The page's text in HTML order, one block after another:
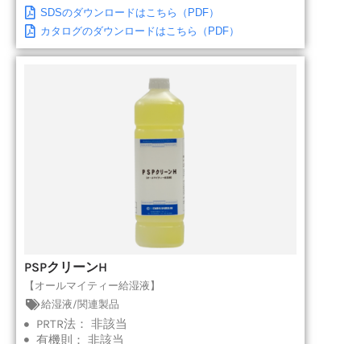
SDSのダウンロードはこちら（PDF）
カタログのダウンロードはこちら（PDF）
PSPクリーンH
【オールマイティー給湿液】
給湿液/関連製品
PRTR法： 非該当
有機則： 非該当